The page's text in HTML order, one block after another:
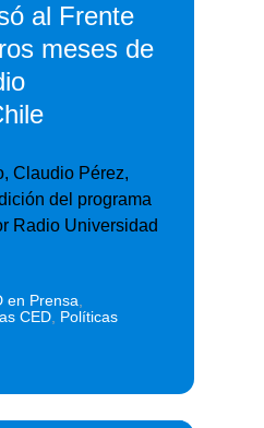
al Frente
meses de
Claudio Pérez,
del programa
Radio Universidad
en Prensa
CED Políticas